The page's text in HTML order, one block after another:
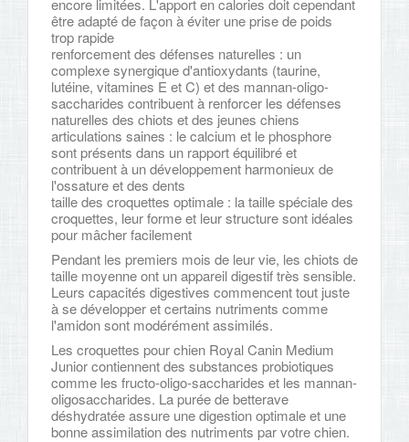
encore limitées. L'apport en calories doit cependant
être adapté de façon à éviter une prise de poids
trop rapide
renforcement des défenses naturelles : un
complexe synergique d'antioxydants (taurine,
lutéine, vitamines E et C) et des mannan-oligo-
saccharides contribuent à renforcer les défenses
naturelles des chiots et des jeunes chiens
articulations saines : le calcium et le phosphore
sont présents dans un rapport équilibré et
contribuent à un développement harmonieux de
l'ossature et des dents
taille des croquettes optimale : la taille spéciale des
croquettes, leur forme et leur structure sont idéales
pour mâcher facilement
Pendant les premiers mois de leur vie, les chiots de
taille moyenne ont un appareil digestif très sensible.
Leurs capacités digestives commencent tout juste
à se développer et certains nutriments comme
l'amidon sont modérément assimilés.
Les croquettes pour chien Royal Canin Medium
Junior contiennent des substances probiotiques
comme les fructo-oligo-saccharides et les mannan-
oligosaccharides. La purée de betterave
déshydratée assure une digestion optimale et une
bonne assimilation des nutriments par votre chien.